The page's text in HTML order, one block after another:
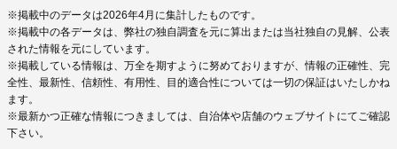
※掲載中のデータは2026年4月に集計したものです。
※掲載中の各データは、弊社の独自調査を元に算出または当社独自の見解、公表
された情報を元にしています。
※掲載している情報は、万全を期すように努めておりますが、情報の正確性、完
全性、最新性、信頼性、有用性、目的適合性については一切の保証はいたしかね
ます。
※最新かつ正確な情報につきましては、自治体や店舗のウェブサイトにてご確認
下さい。